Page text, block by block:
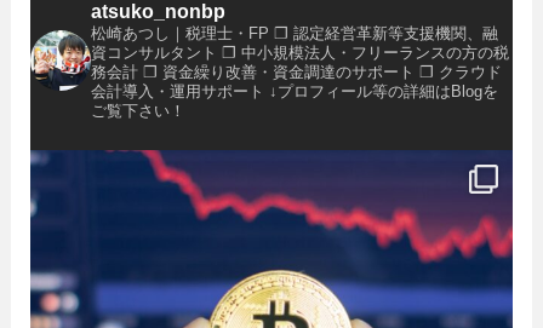
atsuko_nonbp
松崎あつし｜税理士・FP ❐ 認定経営革新等支援機関、融
資コンサルタント ❐ 中小規模法人・フリーランスの方の税
務会計❐ 資金繰り改善・資金調達のサポート ❐ クラウド
会計導入・運用サポート ↓プロフィール等の詳細はBlogを
ご覧下さい！